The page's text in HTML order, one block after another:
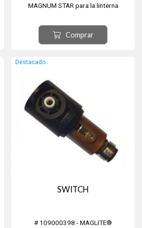
MAGNUM STAR para la linterna
System
Comprar
Destacado
SWITCH
# 109000398 - MAGLITE®